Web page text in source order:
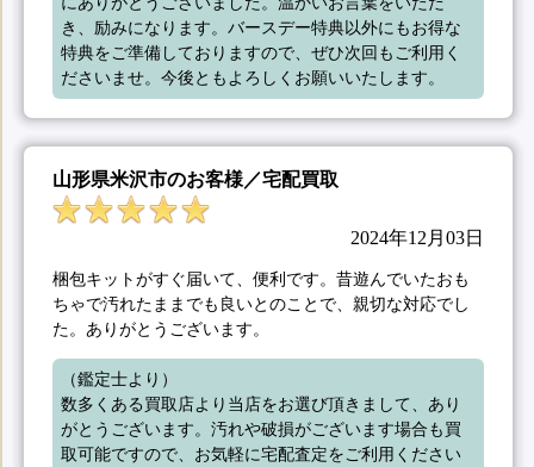
き、励みになります。バースデー特典以外にもお得な
特典をご準備しておりますので、ぜひ次回もご利用く
ださいませ。今後ともよろしくお願いいたします。
山形県米沢市のお客様／宅配買取
2024年12月03日
梱包キットがすぐ届いて、便利です。昔遊んでいたおも
ちゃで汚れたままでも良いとのことで、親切な対応でし
た。ありがとうございます。
（鑑定士より）
数多くある買取店より当店をお選び頂きまして、あり
がとうございます。汚れや破損がございます場合も買
取可能ですので、お気軽に宅配査定をご利用ください